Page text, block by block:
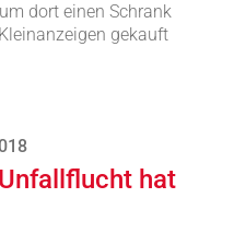
dort einen Schrank
gekauft
hat